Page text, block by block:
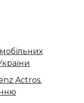
Actros.